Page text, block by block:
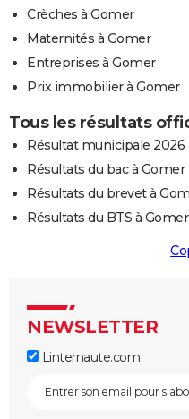
Crèches à Gomer
Maternités à Gomer
Entreprises à Gomer
Prix immobilier à Gomer
Tous les résultats
Résultat municipale 2026
Résultats du bac à Gomer
Résultats du brevet à
Résultats du BTS à Gomer
NEWSLETTER
Linternaute.com